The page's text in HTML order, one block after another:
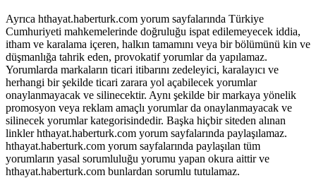
Ayrıca hthayat.haberturk.com yorum sayfalarında Türkiye
Cumhuriyeti mahkemelerinde doğruluğu ispat edilemeyecek iddia,
itham ve karalama içeren, halkın tamamını veya bir bölümünü kin ve
düşmanlığa tahrik eden, provokatif yorumlar da yapılamaz.
Yorumlarda markaların ticari itibarını zedeleyici, karalayıcı ve
herhangi bir şekilde ticari zarara yol açabilecek yorumlar
onaylanmayacak ve silinecektir. Aynı şekilde bir markaya yönelik
promosyon veya reklam amaçlı yorumlar da onaylanmayacak ve
silinecek yorumlar kategorisindedir. Başka hiçbir siteden alınan
linkler hthayat.haberturk.com yorum sayfalarında paylaşılamaz.
hthayat.haberturk.com yorum sayfalarında paylaşılan tüm
yorumların yasal sorumluluğu yorumu yapan okura aittir ve
hthayat.haberturk.com bunlardan sorumlu tutulamaz.